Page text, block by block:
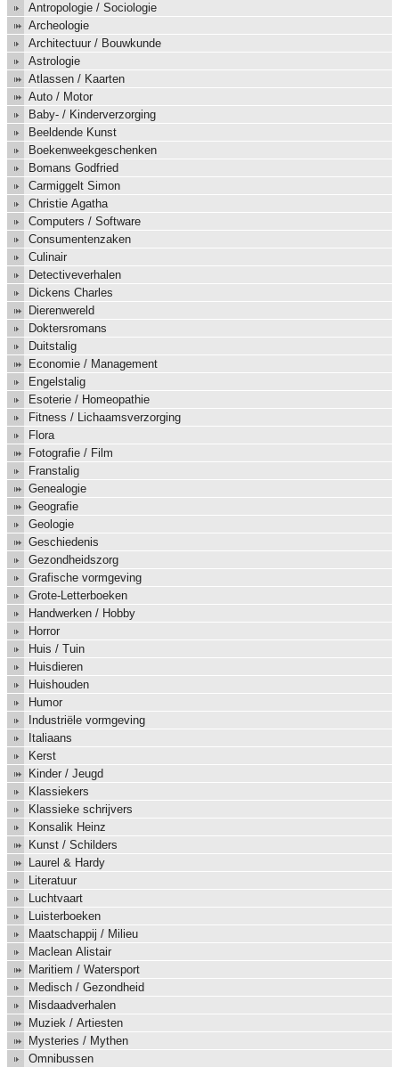
Antropologie / Sociologie
Archeologie
Architectuur / Bouwkunde
Astrologie
Atlassen / Kaarten
Auto / Motor
Baby- / Kinderverzorging
Beeldende Kunst
Boekenweekgeschenken
Bomans Godfried
Carmiggelt Simon
Christie Agatha
Computers / Software
Consumentenzaken
Culinair
Detectiveverhalen
Dickens Charles
Dierenwereld
Doktersromans
Duitstalig
Economie / Management
Engelstalig
Esoterie / Homeopathie
Fitness / Lichaamsverzorging
Flora
Fotografie / Film
Franstalig
Genealogie
Geografie
Geologie
Geschiedenis
Gezondheidszorg
Grafische vormgeving
Grote-Letterboeken
Handwerken / Hobby
Horror
Huis / Tuin
Huisdieren
Huishouden
Humor
Industriële vormgeving
Italiaans
Kerst
Kinder / Jeugd
Klassiekers
Klassieke schrijvers
Konsalik Heinz
Kunst / Schilders
Laurel & Hardy
Literatuur
Luchtvaart
Luisterboeken
Maatschappij / Milieu
Maclean Alistair
Maritiem / Watersport
Medisch / Gezondheid
Misdaadverhalen
Muziek / Artiesten
Mysteries / Mythen
Omnibussen